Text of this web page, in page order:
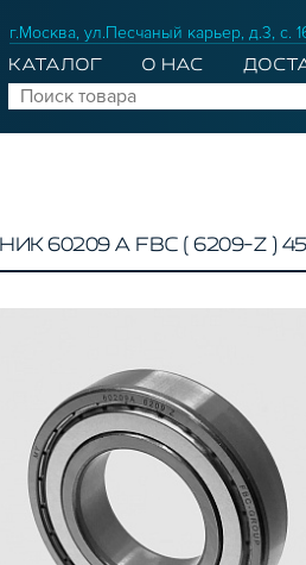
г.Москва, ул.Песчаный карьер, д.3, с.
КАТАЛОГ О НАС
60209 А FBC ( 6209-Z )